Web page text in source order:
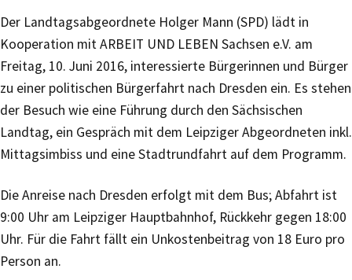
Der Landtagsabgeordnete Holger Mann (SPD) lädt in
Kooperation mit ARBEIT UND LEBEN Sachsen e.V. am
Freitag, 10. Juni 2016, interessierte Bürgerinnen und Bürger
zu einer politischen Bürgerfahrt nach Dresden ein. Es stehen
der Besuch wie eine Führung durch den Sächsischen
Landtag, ein Gespräch mit dem Leipziger Abgeordneten inkl.
Mittagsimbiss und eine Stadtrundfahrt auf dem Programm.
Die Anreise nach Dresden erfolgt mit dem Bus; Abfahrt ist
9:00 Uhr am Leipziger Hauptbahnhof, Rückkehr gegen 18:00
Uhr. Für die Fahrt fällt ein Unkostenbeitrag von 18 Euro pro
Person an.